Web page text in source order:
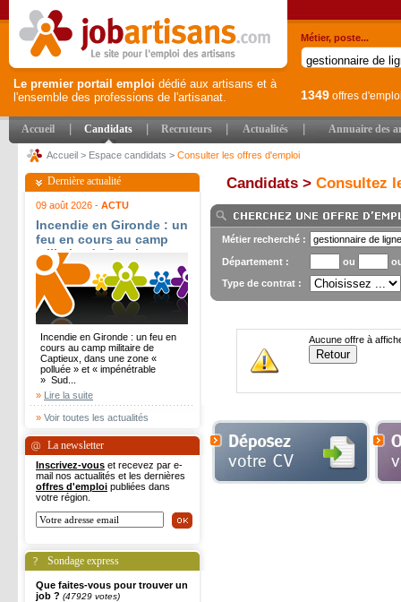
Le premier portail emploi dédié aux artisans et à
l'ensemble des professions de l'artisanat.
Métier, poste...
1349 offres
Accueil Candidats Recruteurs Actualités Annuaire des
Accueil > Espace candidats > Consulter les offres d'emploi
Dernière actualité
09 août 2026 - ACTU
Incendie en Gironde : un
feu en cours au camp
militaire de Captieux,
dans une zone « polluée
» et « impénétrable » -
Sud Ouest
Incendie en Gironde : un feu en
cours au camp militaire de
Captieux, dans une zone «
polluée » et « impénétrable
» Sud...
» Lire la suite
» Voir toutes les actualités
La newsletter
Inscrivez-vous et recevez par e-
mail nos actualités et les dernières
offres d'emploi publiées dans
votre région.
Sondage express
Que faites-vous pour trouver un
job ? (47929 votes)
Candidats > Consultez
Métier recherché :
Département : ou
Type de contrat :
Aucune offre à